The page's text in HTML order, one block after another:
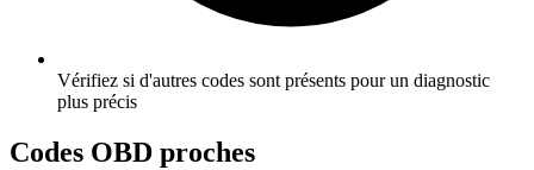
Vérifiez si d'autres codes sont présents pour un diagnostic
plus précis
Codes OBD proches